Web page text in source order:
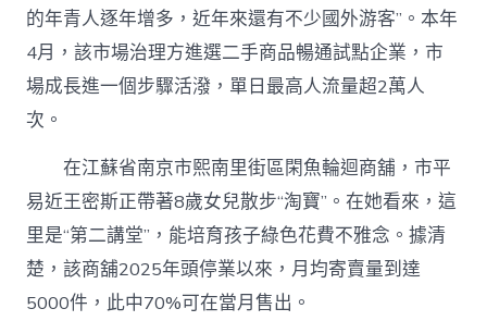
的年青人逐年增多，近年來還有不少國外游客”。本年
4月，該市場治理方進選二手商品暢通試點企業，市
場成長進一個步驟活潑，單日最高人流量超2萬人
次。
在江蘇省南京市熙南里街區閑魚輪迴商舖，市平
易近王密斯正帶著8歲女兒散步“淘寶”。在她看來，這
里是“第二講堂”，能培育孩子綠色花費不雅念。據清
楚，該商舖2025年頭停業以來，月均寄賣量到達
5000件，此中70%可在當月售出。